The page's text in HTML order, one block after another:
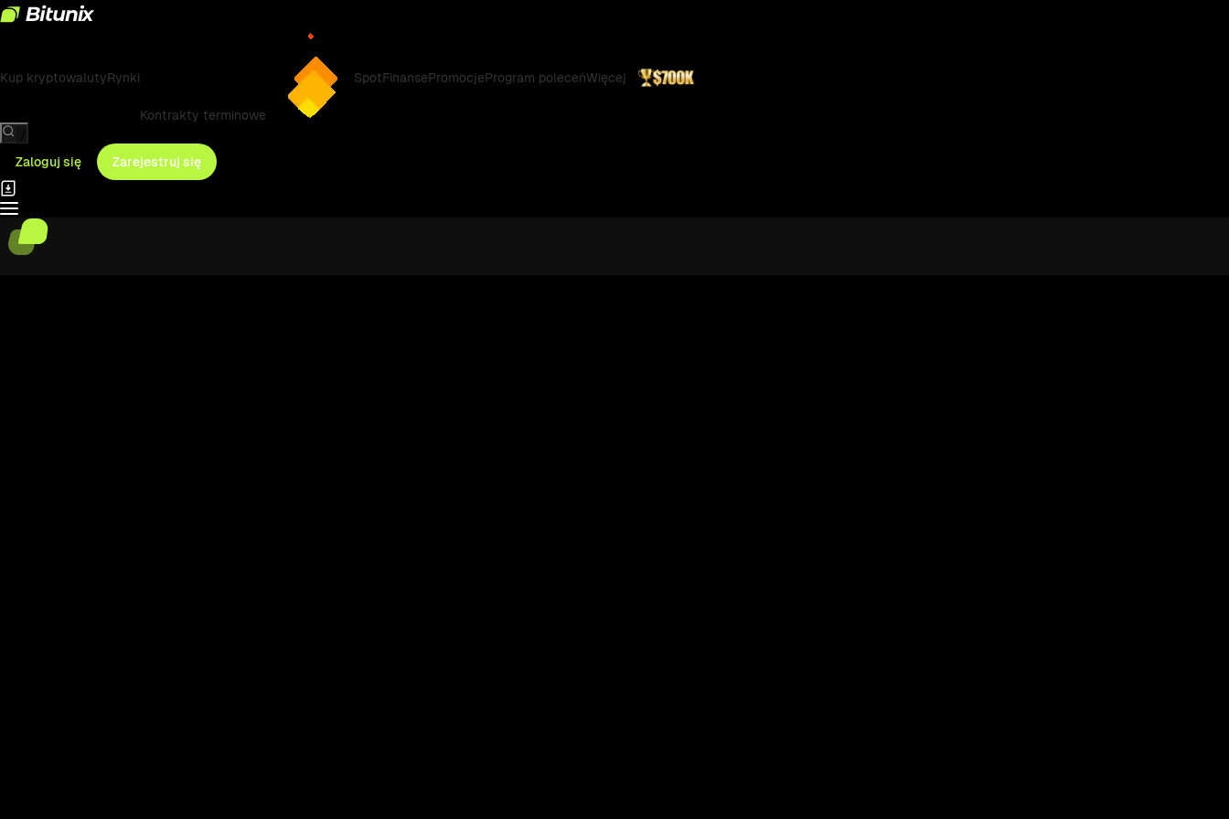
Kup kryptowalutyRynki
Kontrakty terminowe
SpotFinansePromocjeProgram poleceńWięcej
Zaloguj się
Zarejestruj się